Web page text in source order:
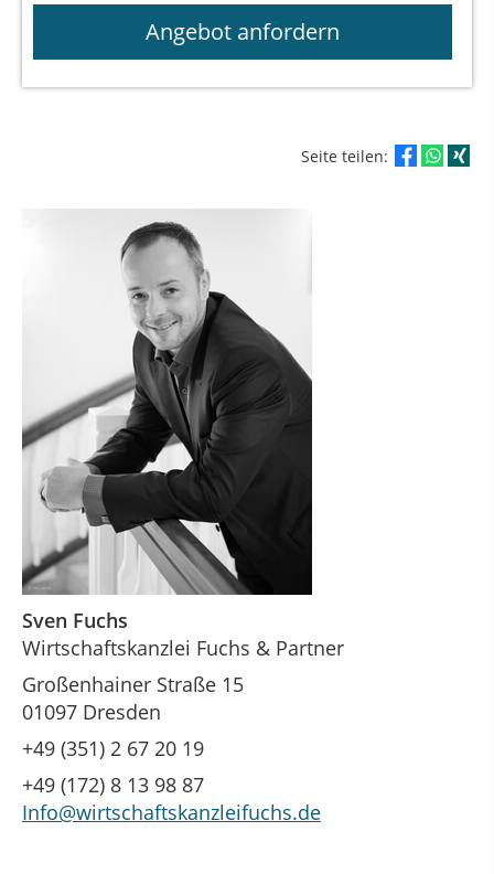
Angebot anfordern
Seite teilen:
Sven Fuchs
Wirtschaftskanzlei Fuchs & Partner
Großenhainer Straße 15
01097 Dresden
+49 (351) 2 67 20 19
+49 (172) 8 13 98 87
Info@wirtschaftskanzleifuchs.de